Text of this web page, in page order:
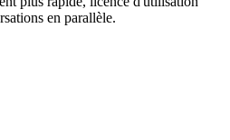
en parallèle.